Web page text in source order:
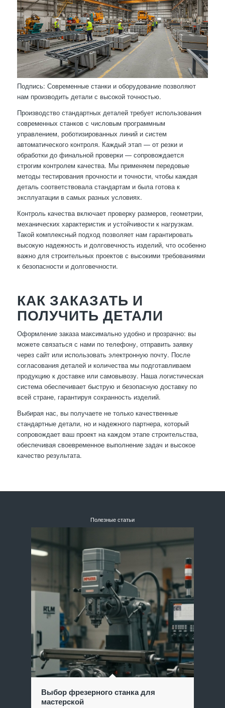
Подпись: Современные станки и оборудование позволяют
нам производить детали с высокой точностью.
Производство стандартных деталей требует использования
современных станков с числовым программным
управлением, роботизированных линий и систем
автоматического контроля. Каждый этап — от резки и
обработки до финальной проверки — сопровождается
строгим контролем качества. Мы применяем передовые
методы тестирования прочности и точности, чтобы каждая
деталь соответствовала стандартам и была готова к
эксплуатации в самых разных условиях.
Контроль качества включает проверку размеров, геометрии,
механических характеристик и устойчивости к нагрузкам.
Такой комплексный подход позволяет нам гарантировать
высокую надежность и долговечность изделий, что особенно
важно для строительных проектов с высокими требованиями
к безопасности и долговечности.
КАК ЗАКАЗАТЬ И
ПОЛУЧИТЬ ДЕТАЛИ
Оформление заказа максимально удобно и прозрачно: вы
можете связаться с нами по телефону, отправить заявку
через сайт или использовать электронную почту. После
согласования деталей и количества мы подготавливаем
продукцию к доставке или самовывозу. Наша логистическая
система обеспечивает быструю и безопасную доставку по
всей стране, гарантируя сохранность изделий.
Выбирая нас, вы получаете не только качественные
стандартные детали, но и надежного партнера, который
сопровождает ваш проект на каждом этапе строительства,
обеспечивая своевременное выполнение задач и высокое
качество результата.
Полезные статьи
Выбор фрезерного станка для
мастерской